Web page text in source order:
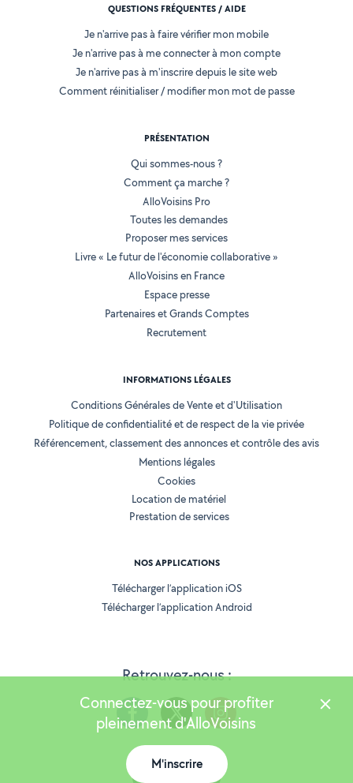
Retrouvez-nous :
QUESTIONS FRÉQUENTES / AIDE
Je n'arrive pas à faire vérifier mon mobile
Je n'arrive pas à me connecter à mon compte
Je n'arrive pas à m'inscrire depuis le site web
Comment réinitialiser / modifier mon mot de passe
PRÉSENTATION
Qui sommes-nous ?
Comment ça marche ?
AlloVoisins Pro
Toutes les demandes
Proposer mes services
Livre « Le futur de l'économie collaborative »
AlloVoisins en France
Espace presse
Partenaires et Grands Comptes
Recrutement
INFORMATIONS LÉGALES
Conditions Générales de Vente et d'Utilisation
Politique de confidentialité et de respect de la vie privée
Référencement, classement des annonces et contrôle des avis
Mentions légales
Cookies
Location de matériel
Prestation de services
NOS APPLICATIONS
Télécharger l’application iOS
Télécharger l’application Android
Version 25.5.3
Connectez-vous pour profiter
pleinement d'AlloVoisins
M'inscrire